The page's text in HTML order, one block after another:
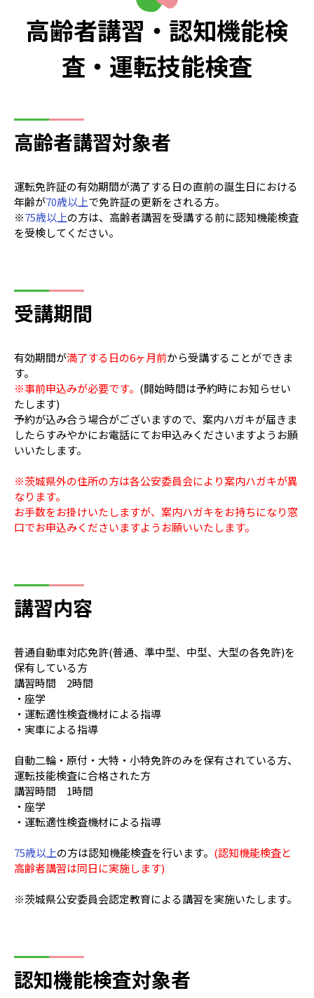
高齢者講習・認知機能検
査・運転技能検査
高齢者講習対象者
運転免許証の有効期間が満了する日の直前の誕生日における
年齢が70歳以上で免許証の更新をされる方。
※75歳以上の方は、高齢者講習を受講する前に認知機能検査
を受検してください。
受講期間
有効期間が満了する日の6ヶ月前から受講することができま
す。
※事前申込みが必要です。 (開始時間は予約時にお知らせい
たします)
予約が込み合う場合がございますので、案内ハガキが届きま
したらすみやかにお電話にてお申込みくださいますようお願
いいたします。
※茨城県外の住所の方は各公安委員会により案内ハガキが異
なります。
お手数をお掛けいたしますが、案内ハガキをお持ちになり窓
口でお申込みくださいますようお願いいたします。
講習内容
普通自動車対応免許(普通、準中型、中型、大型の各免許)を
保有している方
講習時間 2時間
・座学
・運転適性検査機材による指導
・実車による指導
自動二輪・原付・大特・小特免許のみを保有されている方、
運転技能検査に合格された方
講習時間 1時間
・座学
・運転適性検査機材による指導
75歳以上の方は認知機能検査を行います。 (認知機能検査と
高齢者講習は同日に実施します)
※茨城県公安委員会認定教育による講習を実施いたします。
認知機能検査対象者